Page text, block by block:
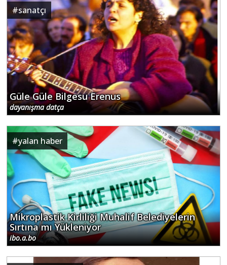
#sanatçı
Güle Güle Bilgesu Erenus
dayanışma datça
#yalan haber
Mikroplastik Kirliliği Muhalif Belediyelerin
Sırtına mı Yükleniyor
ibo.a.bo